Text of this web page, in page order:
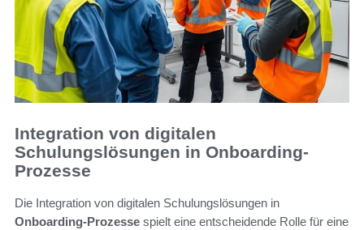
Integration von digitalen
Schulungslösungen in Onboarding-
Prozesse
Die Integration von digitalen Schulungslösungen in
Onboarding-Prozesse spielt eine entscheidende Rolle für eine